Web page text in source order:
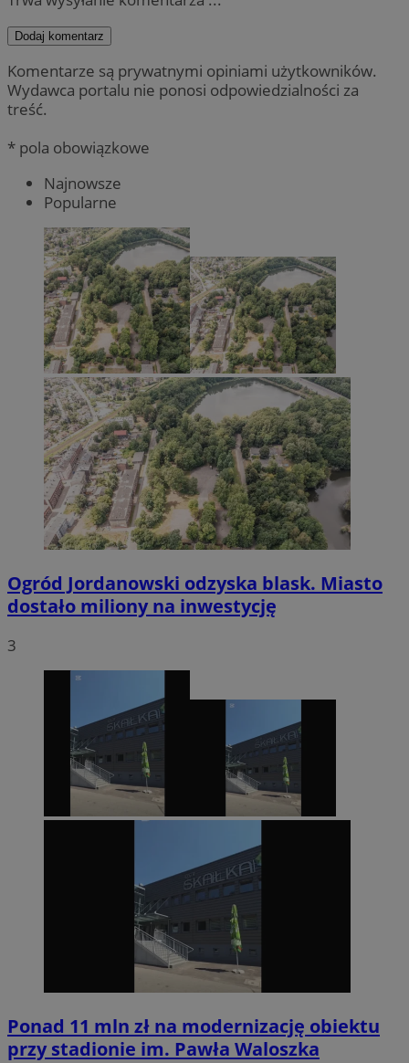
Dodaj komentarz
Komentarze są prywatnymi opiniami użytkowników.
Wydawca portalu nie ponosi odpowiedzialności za
treść.
* pola obowiązkowe
Najnowsze
Popularne
Ogród Jordanowski odzyska blask. Miasto
dostało miliony na inwestycję
3
Ponad 11 mln zł na modernizację obiektu
przy stadionie im. Pawła Waloszka